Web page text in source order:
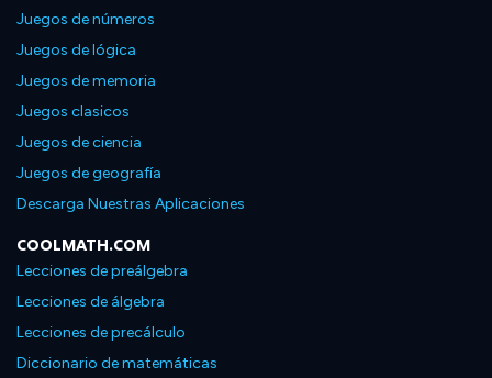
Juegos de números
Juegos de lógica
Juegos de memoria
Juegos clasicos
Juegos de ciencia
Juegos de geografía
Descarga Nuestras Aplicaciones
COOLMATH.COM
Lecciones de preálgebra
Lecciones de álgebra
Lecciones de precálculo
Diccionario de matemáticas